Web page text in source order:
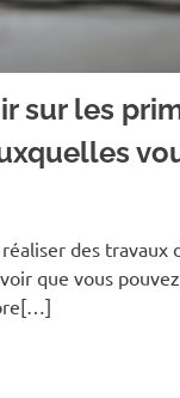
sur les
des travaux
que vous